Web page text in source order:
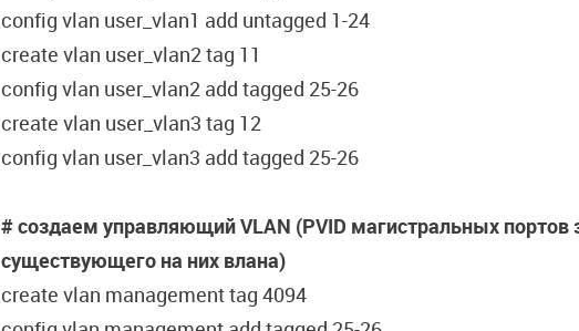
config vlan user_vlan1 add untagged 1-24
create vlan user_vlan2 tag 11
config vlan user_vlan2 add tagged 25-26
create vlan user_vlan3 tag 12
config vlan user_vlan3 add tagged 25-26
# создаем управляющий VLAN (PVID магистральных
существующего на них влана)
create vlan management tag 4094